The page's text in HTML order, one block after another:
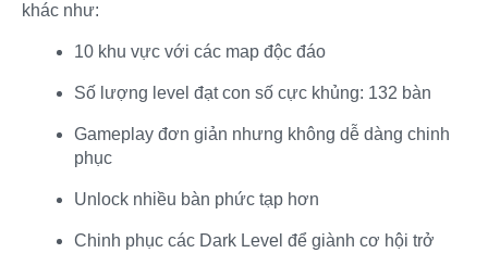
khác như:
10 khu vực với các map độc đáo
Số lượng level đạt con số cực khủng: 132 bàn
Gameplay đơn giản nhưng không dễ dàng chinh
phục
Unlock nhiều bàn phức tạp hơn
Chinh phục các Dark Level để giành cơ hội trở